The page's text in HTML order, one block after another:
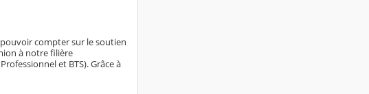
compter sur le soutien
à notre filière
et BTS). Grâce à